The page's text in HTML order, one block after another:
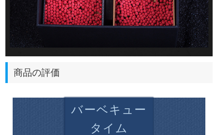
商品の評価
バーベキュー
タイム